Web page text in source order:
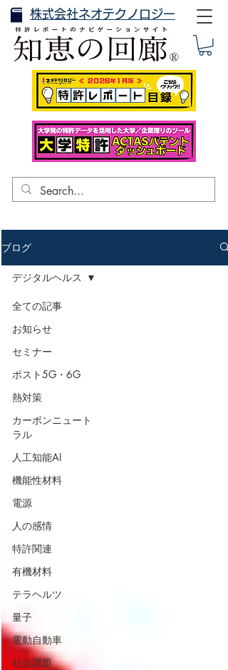
株式会社ネオテクノロジー
ブログ
全ての記事
お知らせ
セミナー
ポスト5G・6G
熱対策
カーボンニュート
ラル
人工知能AI
機能性材料
電源
人の感情
特許関連
有機材料
テラヘルツ
量子
電動自動車
社会課題
デジタルヘルス